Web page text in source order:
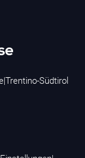
|Trentino-Südtirol